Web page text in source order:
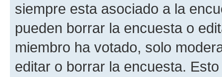
siempre esta asociado a la
pueden borrar la encuesta o
miembro ha votado, solo
editar o borrar la encuesta.